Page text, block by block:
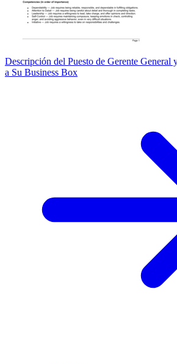
Descripción del Puesto de Gerente General
a Su Business Box